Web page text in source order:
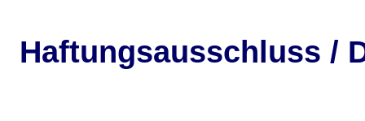
Haftungsausschluss /